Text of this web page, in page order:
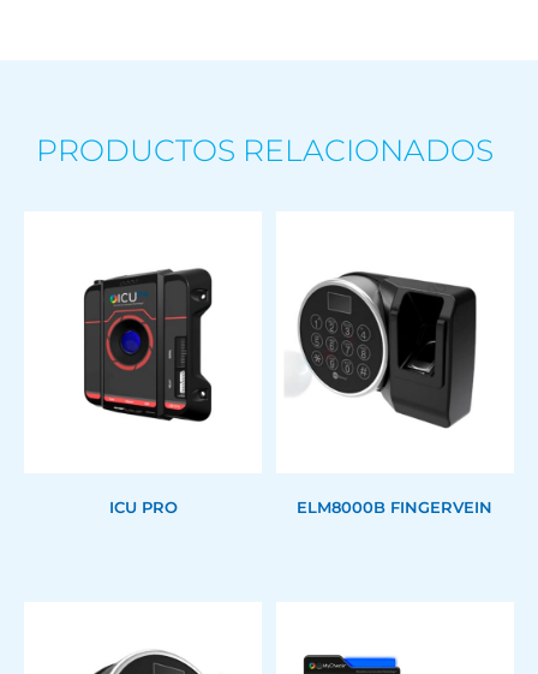
PRODUCTOS RELACIONADOS
ICU PRO ELM8000B FINGERVEIN